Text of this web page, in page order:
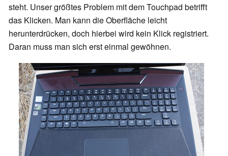
steht. Unser größtes Problem mit dem Touchpad betrifft
das Klicken. Man kann die Oberfläche leicht
herunterdrücken, doch hierbei wird kein Klick registriert.
Daran muss man sich erst einmal gewöhnen.